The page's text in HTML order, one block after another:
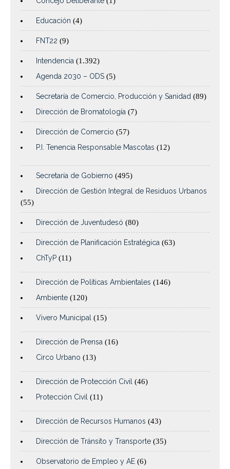
Educación (4)
FNT22 (9)
Intendencia (1.392)
Agenda 2030 – ODS (5)
Secretaría de Comercio, Producción y Sanidad (89)
Dirección de Bromatología (7)
Dirección de Comercio (57)
P.I. Tenencia Responsable Mascotas (12)
Secretaría de Gobierno (495)
Dirección de Gestión Integral de Residuos Urbanos
(55)
Dirección de Juventudesó (80)
Dirección de Planificación Estratégica (63)
ChTyP (11)
Dirección de Políticas Ambientales (146)
Ambiente (120)
Vivero Municipal (15)
Dirección de Prensa (16)
Circo Urbano (13)
Dirección de Protección Civil (46)
Protección Civil (11)
Dirección de Recursos Humanos (43)
Dirección de Tránsito y Transporte (35)
Observatorio de Empleo y AE (6)